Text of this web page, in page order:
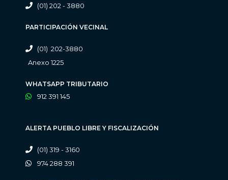
(01) 202 - 3880
PARTICIPACIÓN VECINAL
(01) 202-3880
Anexo 1225
WHATSAPP TRIBUTARIO
912 391 145
ALERTA PUEBLO LIBRE Y FISCALIZACIÓN
(01) 319 - 3160
974 288 391